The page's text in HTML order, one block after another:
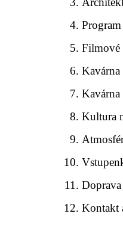
Filmové
Kavárna
Kultura
Kontakt